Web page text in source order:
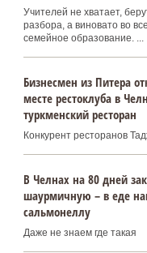
Учителей не хватает,
разбора, а виновато во
семейное образование. ...
Бизнесмен из Питера
месте рестоклуба в
туркменский ресторан
Конкурент ресторанов
В Челнах на 80 дней
шаурмичную – в еде
сальмонеллу
Даже не знаем где такая